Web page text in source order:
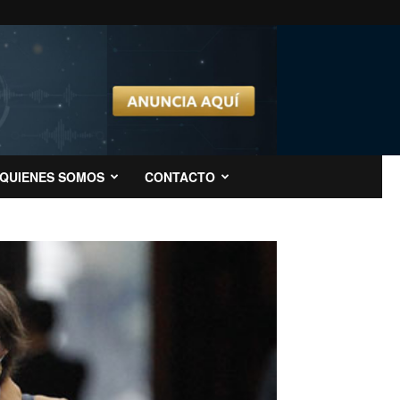
QUIENES SOMOS CONTACTO